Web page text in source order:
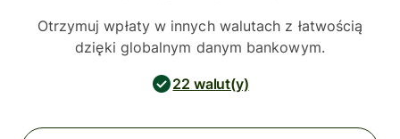
Otrzymuj wpłaty w innych walutach z łatwością
dzięki globalnym danym bankowym.
22 walut(y)